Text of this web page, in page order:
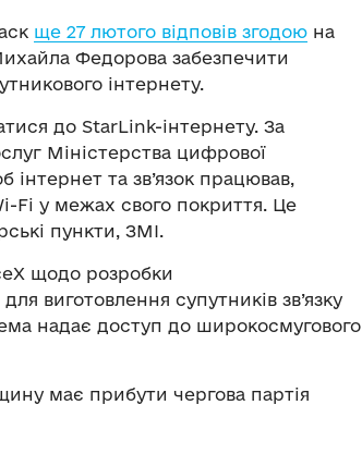
ще 27 лютого відповів згодою на
Федорова забезпечити
інтернету.
до StarLink-інтернету. За
Міністерства цифрової
та зв’язок працював,
Fi у межах свого покриття. Це
пункти, ЗМІ.
щодо розробки
виготовлення супутників зв’язку
надає доступ до широкосмугового
має прибути чергова партія